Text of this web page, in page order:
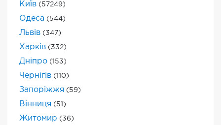
Київ (57249)
Одеса (544)
Львів (347)
Харків (332)
Дніпро (153)
Чернігів (110)
Запоріжжя (59)
Вінниця (51)
Житомир (36)